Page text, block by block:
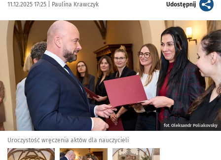
Data publikacji:
11.12.2025 17:25 | Autor:
Paulina Krawczyk Udostępnijartykuł
Kliknij, aby zobaczyć galerię
fot. Oleksandr Poliakovsky
Uroczystość wręczenia aktów dla nauczycieli